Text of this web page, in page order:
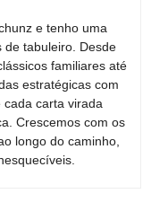
e tenho uma
de tabuleiro. Desde
familiares até
estratégicas com
carta virada
Crescemos com os
longo do caminho,